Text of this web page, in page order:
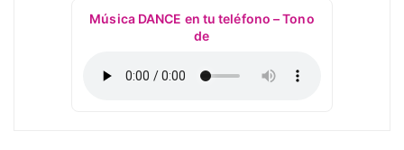
Música DANCE en tu teléfono – Tono
de